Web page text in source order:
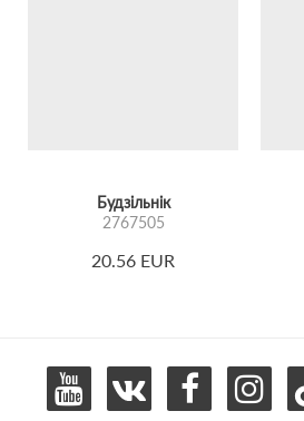
Будзільнік
2767505
20.56 EUR